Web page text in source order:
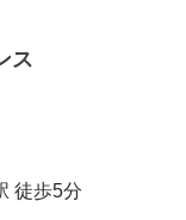
ス
徒歩5分